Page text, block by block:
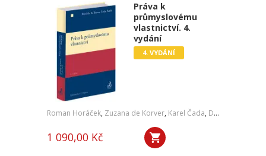
Práva k
průmyslovému
vlastnictví. 4.
vydání
4. VYDÁNÍ
Roman Horáček, Zuzana de Korver, Karel Čada, Daniel Patěk
1 090,00 Kč